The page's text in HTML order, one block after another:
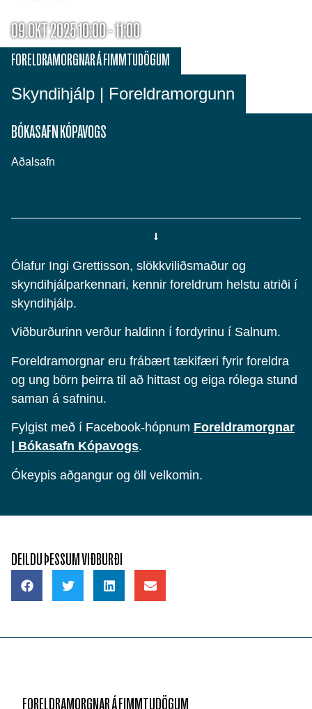
09.OKT 2025 10:00 - 11:00
Skyndihjálp | Foreldramorgunn
FORELDRAMORGNAR Á FIMMTUDÖGUM
BÓKASAFN KÓPAVOGS
Aðalsafn
Ólafur Ingi Grettisson, slökkviliðsmaður og
skyndihjálparkennari, kennir foreldrum helstu atriði í
skyndihjálp.
Viðburðurinn verður haldinn í fordyrinu í Salnum.
Foreldramorgnar eru frábært tækifæri fyrir foreldra
og ung börn þeirra til að hittast og eiga rólega stund
saman á safninu.
Fylgist með í Facebook-hópnum Foreldramorgnar
| Bókasafn Kópavogs.
Ókeypis aðgangur og öll velkomin.
DEILDU ÞESSUM VIÐBURÐI
FORELDRAMORGNAR Á FIMMTUDÖGUM